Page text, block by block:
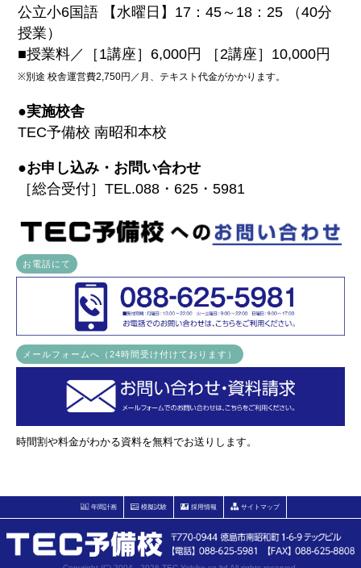
公立小6国語 【水曜日】17：45～18：25 （40分
授業）
■授業料／［1講座］6,000円 ［2講座］10,000円
※別途 校舎運営費2,750円／月、テキスト代金がかかります。
●実施校舎
TEC予備校 南昭和本校
●お申し込み・お問い合わせ
［総合受付］TEL.088・625・5981
お電話にて
メールフォームへ（24時間受け付けております）
時間割や料金がわかる資料を無料でお送りします。
年間計画 模擬試験 採用情報 サイトマップ